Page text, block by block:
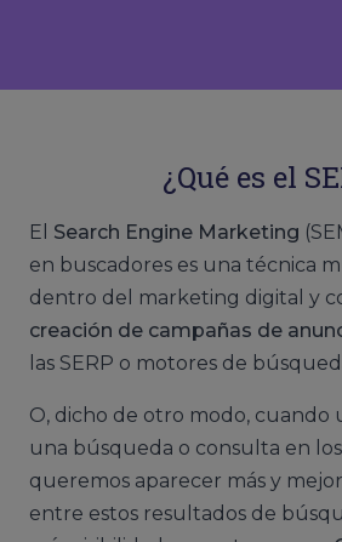
¿Qué es el
El Search Engine Marketing
en buscadores es una técnica
dentro del marketing digital y
creación de campañas de
las SERP o motores de
O, dicho de otro modo, cuando
una búsqueda o consulta en
queremos aparecer más y
entre estos resultados de